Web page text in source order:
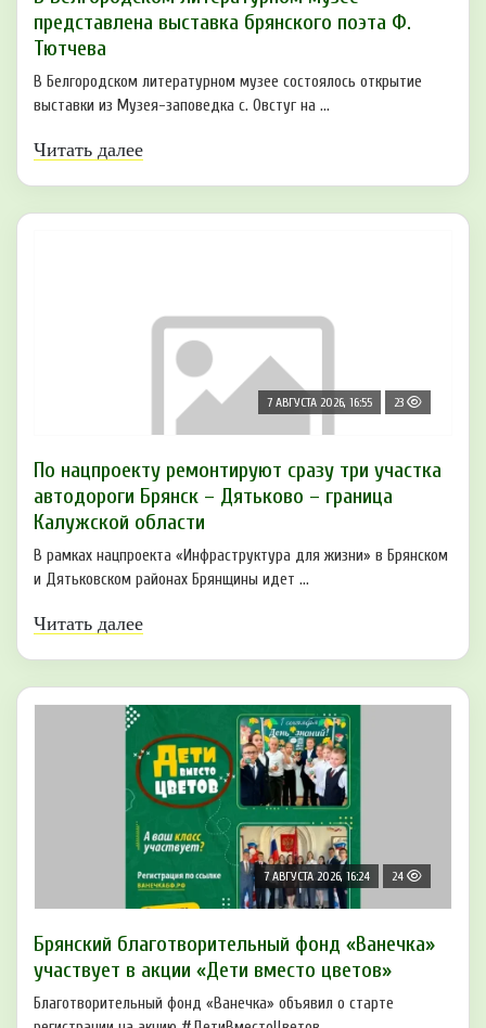
представлена выставка брянского поэта Ф.
Тютчева
В Белгородском литературном музее состоялось открытие
выставки из Музея-заповедка с. Овстуг на ...
Читать далее
7 АВГУСТА 2026, 16:55 23
По нацпроекту ремонтируют сразу три участка
автодороги Брянск – Дятьково – граница
Калужской области
В рамках нацпроекта «Инфраструктура для жизни» в Брянском
и Дятьковском районах Брянщины идет ...
Читать далее
7 АВГУСТА 2026, 16:24 24
Брянский благотворительный фонд «Ванечка»
участвует в акции «Дети вместо цветов»
Благотворительный фонд «Ванечка» объявил о старте